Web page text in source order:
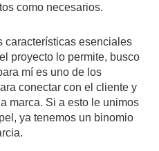
como necesarios.
características esenciales
proyecto lo permite, busco
mí es uno de los
conectar con el cliente y
marca. Si a esto le unimos
ya tenemos un binomio